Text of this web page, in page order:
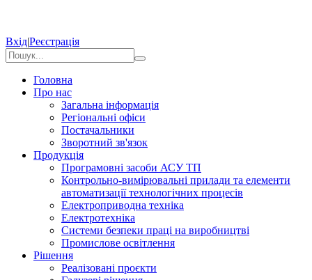
Вхід|Реєстрація
Головна
Про нас
Загальна інформація
Регіональні офіси
Постачальники
Зворотний зв'язок
Продукція
Програмовні засоби АСУ ТП
Контрольно-вимірювальні прилади та елементи
автоматизації технологічних процесів
Електроприводна техніка
Електротехніка
Системи безпеки праці на виробництві
Промислове освітлення
Рішення
Реалізовані проєкти